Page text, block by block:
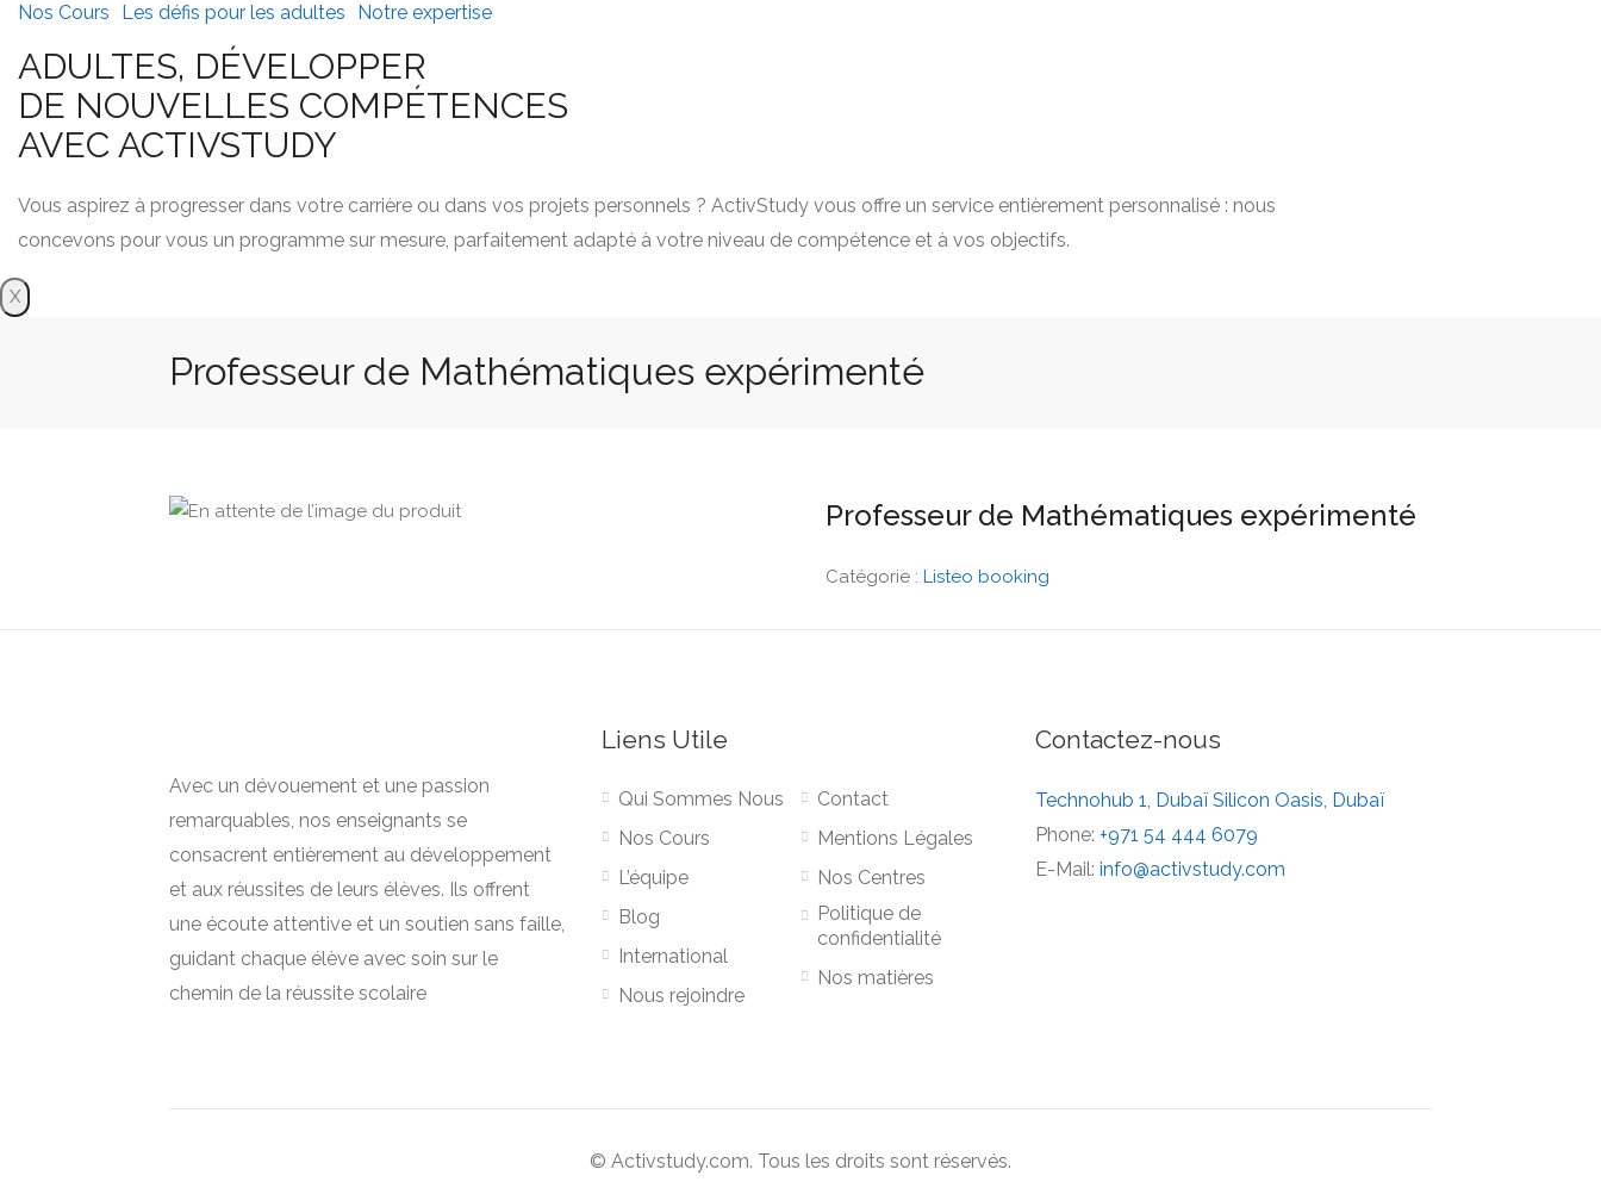
Nos Cours Les défis pour les adultes Notre expertise
ADULTES, DÉVELOPPER
DE NOUVELLES COMPÉTENCES
AVEC ACTIVSTUDY
Vous aspirez à progresser dans votre carrière ou dans vos projets personnels ? ActivStudy vous offre un service entièrement personnalisé : nous
concevons pour vous un programme sur mesure, parfaitement adapté à votre niveau de compétence et à vos objectifs.
X
Professeur de Mathématiques expérimenté
Professeur de Mathématiques expérimenté
Catégorie : Listeo booking
Avec un dévouement et une passion
remarquables, nos enseignants se
consacrent entièrement au développement
et aux réussites de leurs élèves. Ils offrent
une écoute attentive et un soutien sans faille,
guidant chaque élève avec soin sur le
chemin de la réussite scolaire
Liens Utile
Qui Sommes Nous
Nos Cours
L’équipe
Blog
International
Nous rejoindre
Contact
Mentions Légales
Nos Centres
Politique de
confidentialité
Nos matières
Contactez-nous
Technohub 1, Dubaï Silicon Oasis, Dubaï
Phone: +971 54 444 6079
E-Mail: info@activstudy.com
© Activstudy.com. Tous les droits sont réservés.